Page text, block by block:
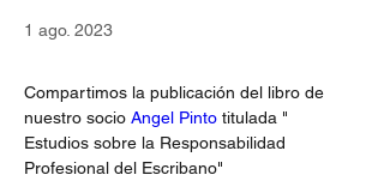
1 ago. 2023
Compartimos la publicación del libro de
nuestro socio Angel Pinto titulada "
Estudios sobre la Responsabilidad
Profesional del Escribano"